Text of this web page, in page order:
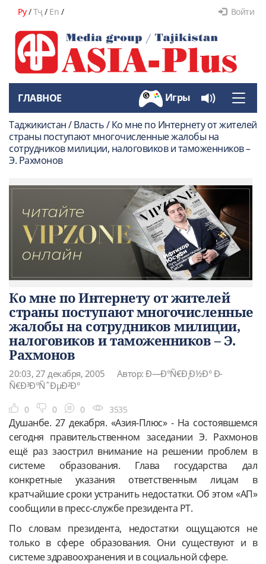
Ру/Тҷ/ En / Войти
Toggle
ГЛАВНОЕ Игры
Таджикистан / Власть / Ко мне по Интернету от жителей
страны поступают многочисленные жалобы на
сотрудников милиции, налоговиков и таможенников –
Э. Рахмонов
Ко мне по Интернету от жителей
страны поступают многочисленные
жалобы на сотрудников милиции,
налоговиков и таможенников – Э.
Рахмонов
20:03, 27 декабря, 2005
Автор: Ð—Ð°Ñ€Ð¸Ð½Ð° Ð­
Ñ€Ð³Ð°ÑˆÐµÐ²Ð°
0 0 0 3535
Душанбе. 27 декабря. «Азия-Плюс» - На состоявшемся
сегодня правительственном заседании Э. Рахмонов
ещё раз заострил внимание на решении проблем в
системе образования. Глава государства дал
конкретные указания ответственным лицам в
кратчайшие сроки устранить недостатки. Об этом «АП»
сообщили в пресс-службе президента РТ.
По словам президента, недостатки ощущаются не
только в сфере образования. Они существуют и в
системе здравоохранения и в социальной сфере.